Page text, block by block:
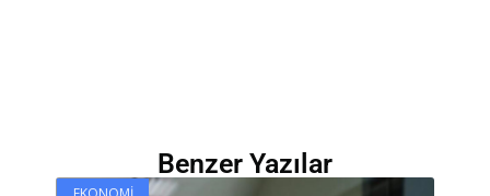
Benzer Yazılar